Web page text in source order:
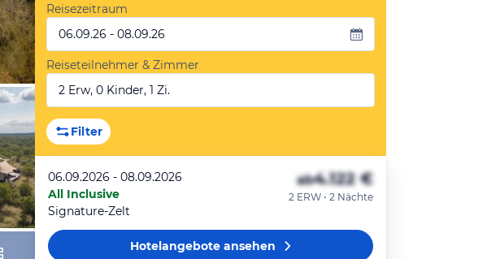
Reisezeitraum
06.09.26 - 08.09.26
Reiseteilnehmer & Zimmer
2 Erw, 0 Kinder, 1 Zi.
Filter
06.09.2026 - 08.09.2026
All Inclusive
Signature-Zelt
ab4.122 €
2 ERW • 2 Nächte
Hotelangeboteansehen